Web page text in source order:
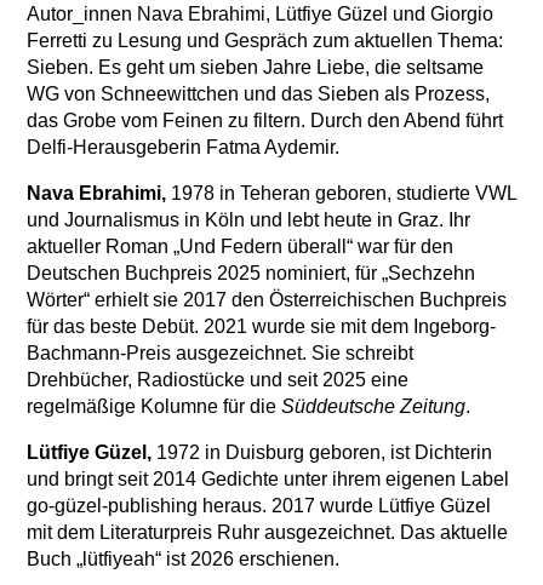
Autor_innen Nava Ebrahimi, Lütfiye Güzel und Giorgio
Ferretti zu Lesung und Gespräch zum aktuellen Thema:
Sieben. Es geht um sieben Jahre Liebe, die seltsame
WG von Schneewittchen und das Sieben als Prozess,
das Grobe vom Feinen zu filtern. Durch den Abend führt
Delfi-Herausgeberin Fatma Aydemir.
Nava Ebrahimi,1978 in Teheran geboren, studierte VWL
und Journalismus in Köln und lebt heute in Graz. Ihr
aktueller Roman „Und Federn überall“ war für den
Deutschen Buchpreis 2025 nominiert, für „Sechzehn
Wörter“ erhielt sie 2017 den Österreichischen Buchpreis
für das beste Debüt. 2021 wurde sie mit dem Ingeborg-
Bachmann-Preis ausgezeichnet. Sie schreibt
Drehbücher, Radiostücke und seit 2025 eine
regelmäßige Kolumne für die Süddeutsche Zeitung.
Lütfiye Güzel,1972 in Duisburg geboren, ist Dichterin
und bringt seit 2014 Gedichte unter ihrem eigenen Label
go-güzel-publishing heraus. 2017 wurde Lütfiye Güzel
mit dem Literaturpreis Ruhr ausgezeichnet. Das aktuelle
Buch „lütfiyeah“ ist 2026 erschienen.